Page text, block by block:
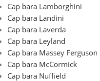
Cap bara Lamborghini
Cap bara Landini
Cap bara Laverda
Cap bara Leyland
Cap bara Massey Ferguson
Cap bara McCormick
Cap bara Nuffield